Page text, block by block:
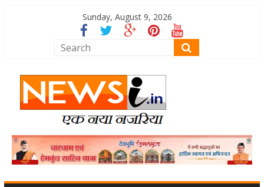
Sunday, August 9, 2026